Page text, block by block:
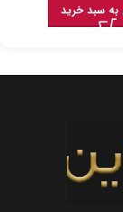
به سبد خرید